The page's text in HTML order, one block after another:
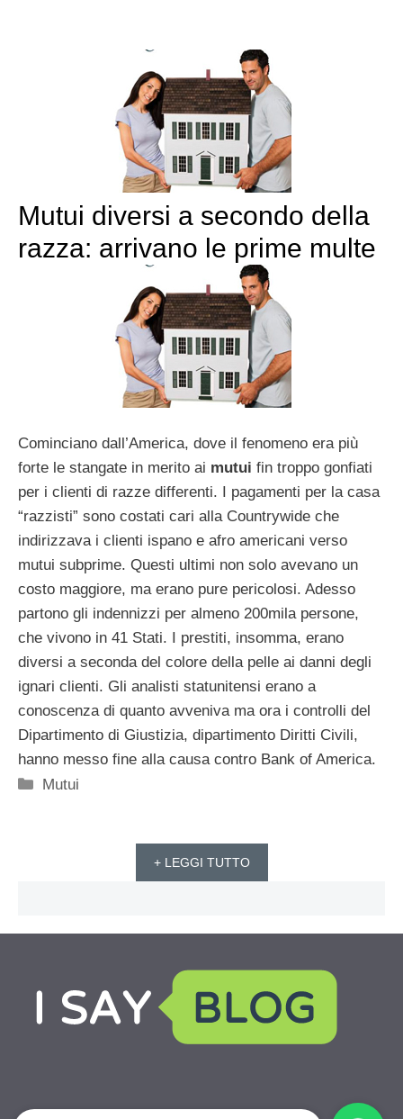
Mutui diversi a secondo della
razza: arrivano le prime multe
Cominciano dall’America, dove il fenomeno era più
forte le stangate in merito ai mutui fin troppo gonfiati
per i clienti di razze differenti. I pagamenti per la casa
“razzisti” sono costati cari alla Countrywide che
indirizzava i clienti ispano e afro americani verso
mutui subprime. Questi ultimi non solo avevano un
costo maggiore, ma erano pure pericolosi. Adesso
partono gli indennizzi per almeno 200mila persone,
che vivono in 41 Stati. I prestiti, insomma, erano
diversi a seconda del colore della pelle ai danni degli
ignari clienti. Gli analisti statunitensi erano a
conoscenza di quanto avveniva ma ora i controlli del
Dipartimento di Giustizia, dipartimento Diritti Civili,
hanno messo fine alla causa contro Bank of America.
Categorie
Mutui
+ LEGGI TUTTO